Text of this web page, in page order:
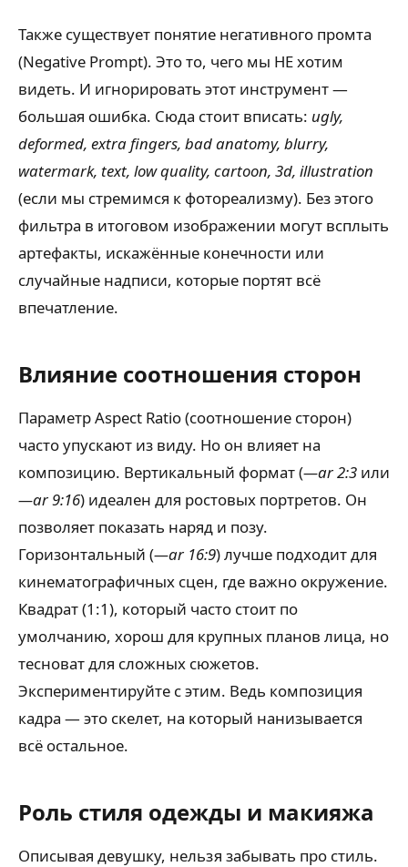
Также существует понятие негативного промта
(Negative Prompt). Это то, чего мы НЕ хотим
видеть. И игнорировать этот инструмент —
большая ошибка. Сюда стоит вписать: ugly,
deformed, extra fingers, bad anatomy, blurry,
watermark, text, low quality, cartoon, 3d, illustration
(если мы стремимся к фотореализму). Без этого
фильтра в итоговом изображении могут всплыть
артефакты, искажённые конечности или
случайные надписи, которые портят всё
впечатление.
Влияние соотношения сторон
Параметр Aspect Ratio (соотношение сторон)
часто упускают из виду. Но он влияет на
композицию. Вертикальный формат (—ar 2:3 или
—ar 9:16) идеален для ростовых портретов. Он
позволяет показать наряд и позу.
Горизонтальный (—ar 16:9) лучше подходит для
кинематографичных сцен, где важно окружение.
Квадрат (1:1), который часто стоит по
умолчанию, хорош для крупных планов лица, но
тесноват для сложных сюжетов.
Экспериментируйте с этим. Ведь композиция
кадра — это скелет, на который нанизывается
всё остальное.
Роль стиля одежды и макияжа
Описывая девушку, нельзя забывать про стиль.